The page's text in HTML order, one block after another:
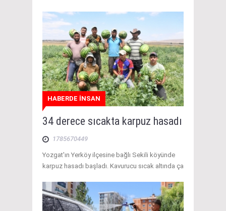
HABERDE İNSAN
34 derece sıcakta karpuz hasadı
1785670449
Yozgat'ın Yerköy ilçesine bağlı Sekili köyünde
karpuz hasadı başladı. Kavurucu sıcak altında ça